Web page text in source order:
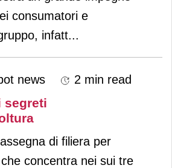
consumatori e
infatt...
news 2 min read
segreti
di filiera per
che concentra nei sui tre